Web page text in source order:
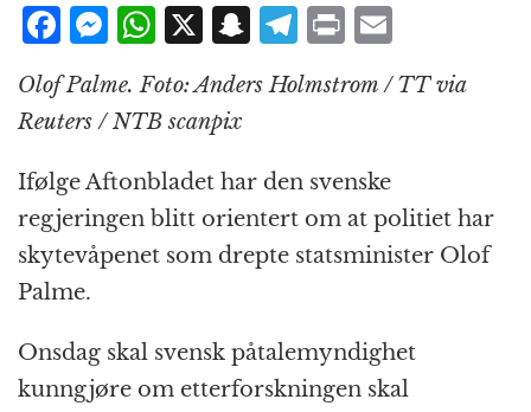
F
a
c
e
b
o
o
k
M
ss
e
n
g
e
W
at
s
A
p
p
X S
n
a
c
h
at
T
el
e
r
a
m
P
n
m
ai
Olof Palme. Foto: Anders Holmstrom / TT via
Reuters / NTB scanpix
Ifølge Aftonbladet har den svenske
regjeringen blitt orientert om at politiet har
skytevåpenet som drepte statsminister Olof
Palme.
Onsdag skal svensk påtalemyndighet
kunngjøre om etterforskningen skal